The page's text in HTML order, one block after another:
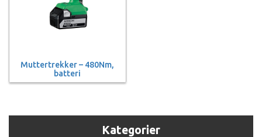
Muttertrekker – 480Nm,
batteri
Kategorier